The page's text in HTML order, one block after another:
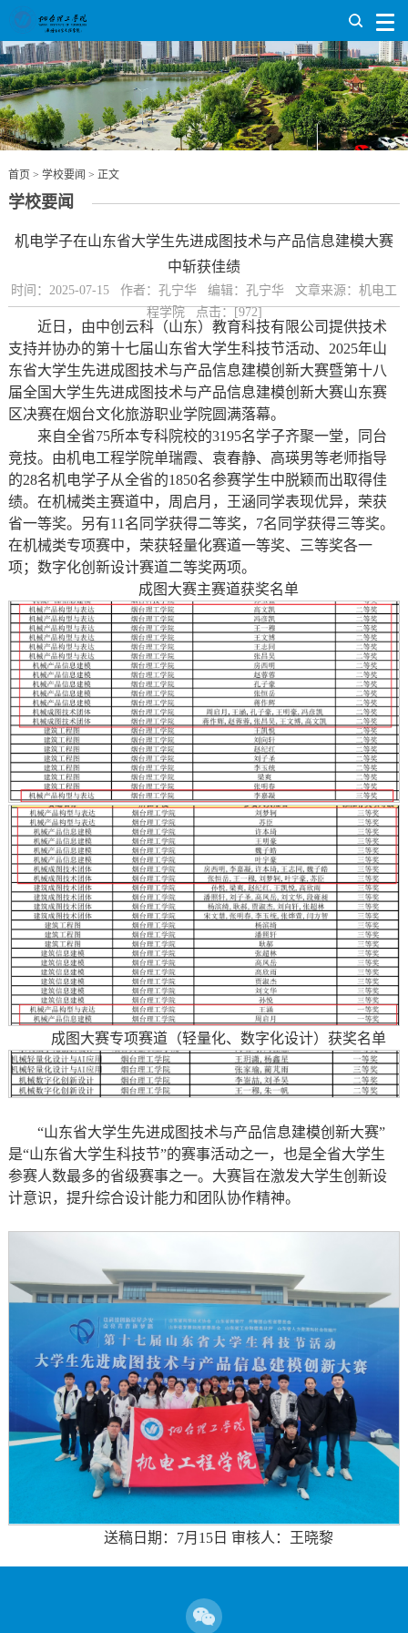
首页 >学校要闻 > 正文
学校要闻
机电学子在山东省大学生先进成图技术与产品信息建模大赛
中斩获佳绩
时间：2025-07-15 作者：孔宁华 编辑：孔宁华 文章来源：机电工
程学院 点击：[972]
近日，由中创云科（山东）教育科技有限公司提供技术
支持并协办的第十七届山东省大学生科技节活动、2025年山
东省大学生先进成图技术与产品信息建模创新大赛暨第十八
届全国大学生先进成图技术与产品信息建模创新大赛山东赛
区决赛在烟台文化旅游职业学院圆满落幕。
来自全省75所本专科院校的3195名学子齐聚一堂，同台
竞技。由机电工程学院单瑞霞、袁春静、高瑛男等老师指导
的28名机电学子从全省的1850名参赛学生中脱颖而出取得佳
绩。在机械类主赛道中，周启月，王涵同学表现优异，荣获
省一等奖。另有11名同学获得二等奖，7名同学获得三等奖。
在机械类专项赛中，荣获轻量化赛道一等奖、三等奖各一
项；数字化创新设计赛道二等奖两项。
成图大赛主赛道获奖名单
成图大赛专项赛道（轻量化、数字化设计）获奖名单
“山东省大学生先进成图技术与产品信息建模创新大赛”
是“山东省大学生科技节”的赛事活动之一，也是全省大学生
参赛人数最多的省级赛事之一。大赛旨在激发大学生创新设
计意识，提升综合设计能力和团队协作精神。
送稿日期：7月15日 审核人：王晓黎